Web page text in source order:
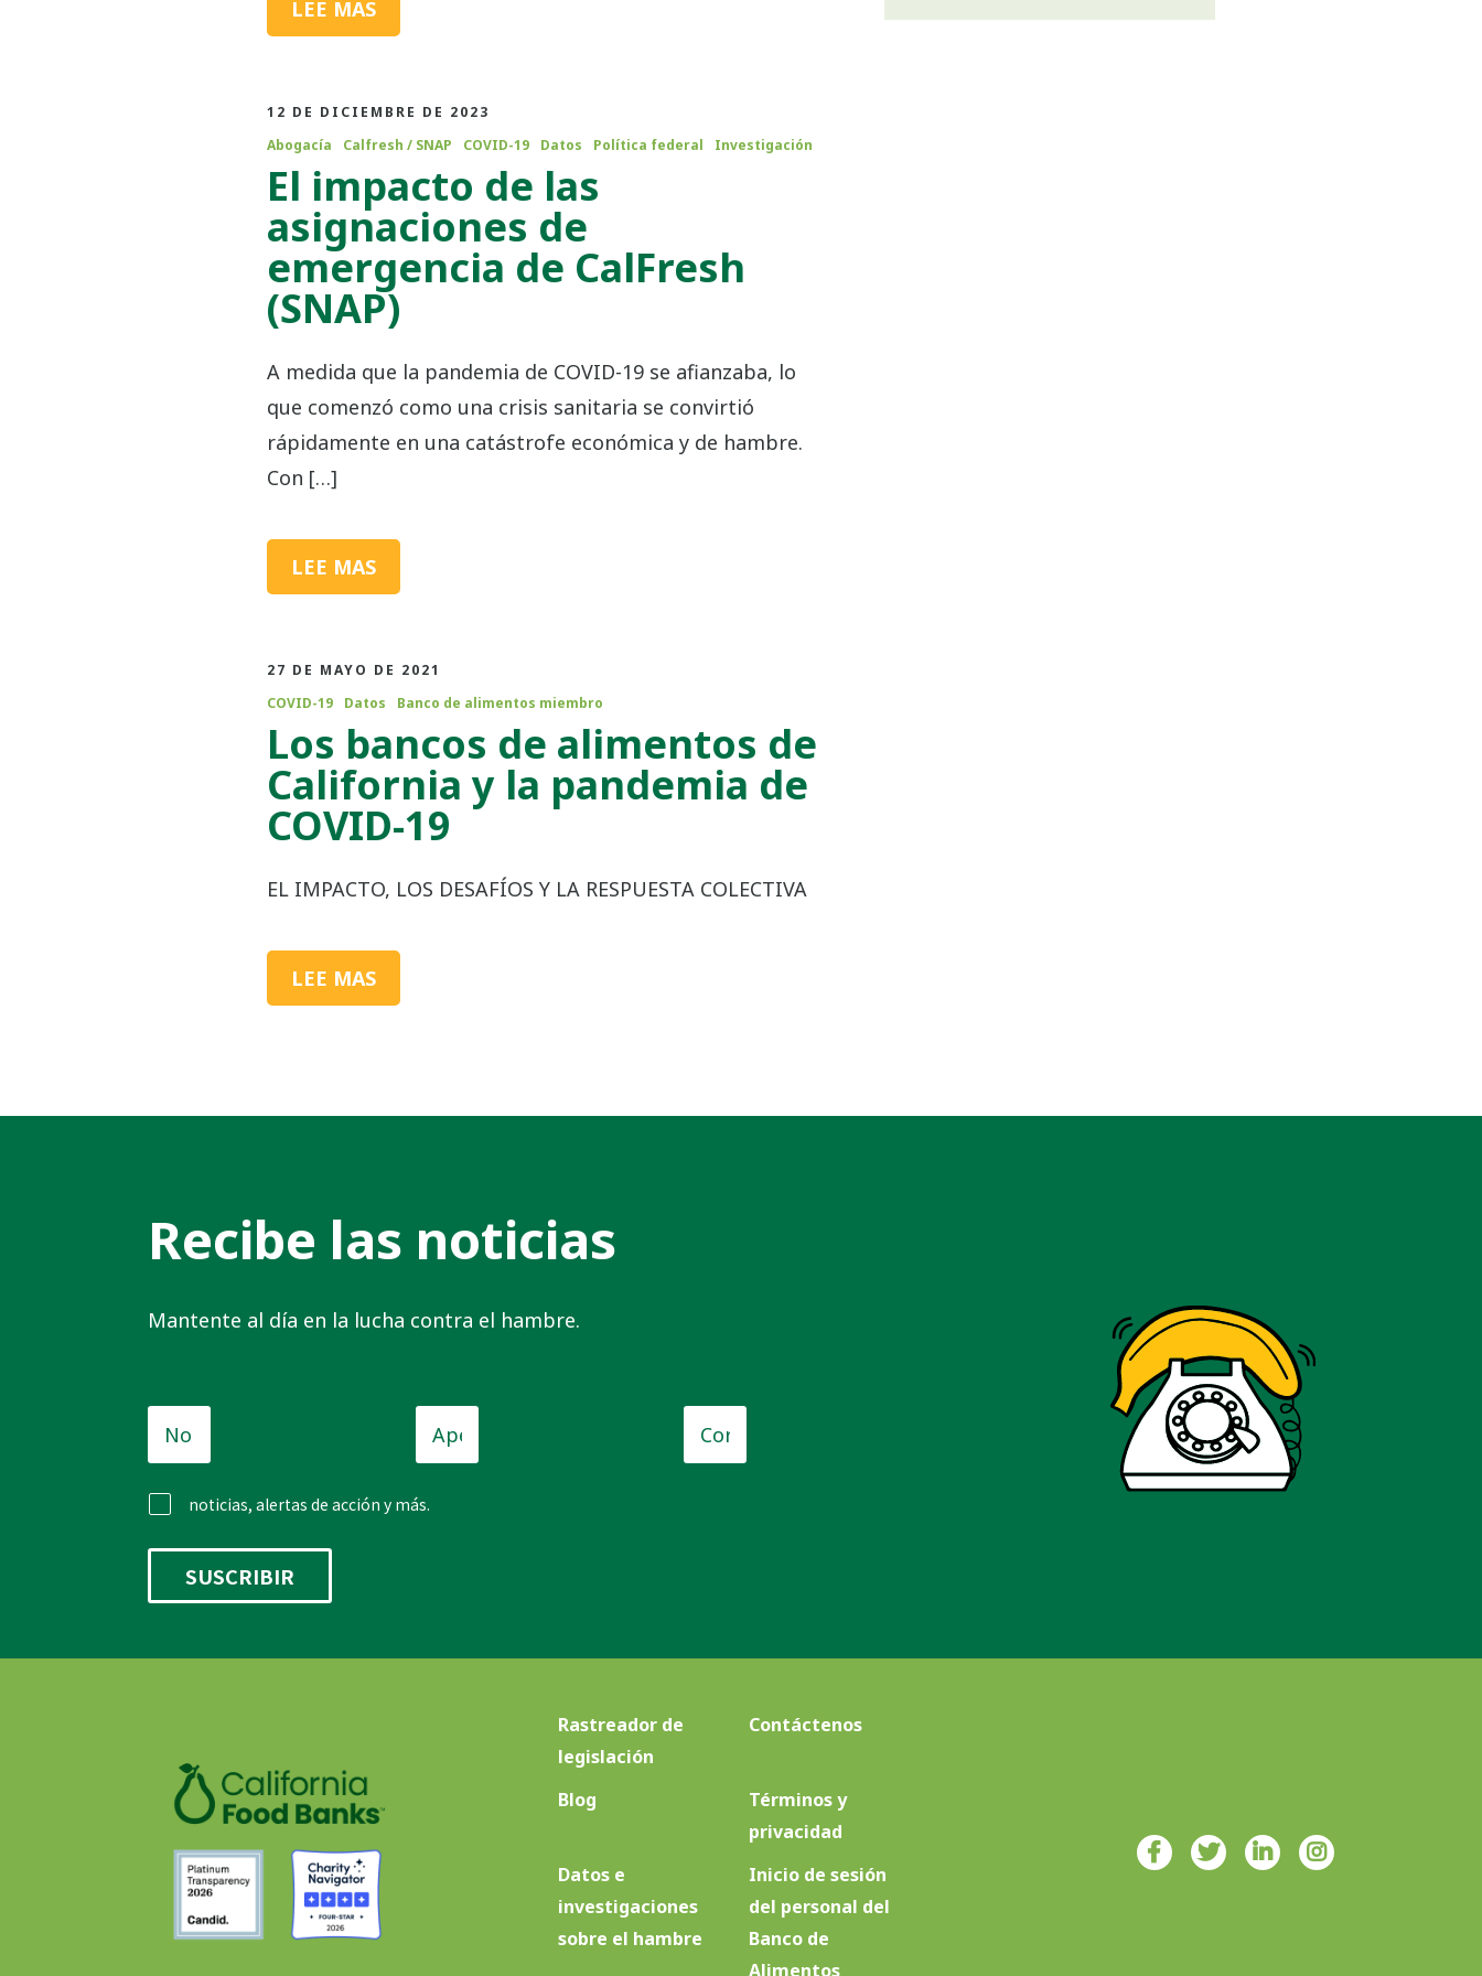
LEE MAS
12 DE DICIEMBRE DE 2023
Abogacía
Calfresh / SNAP COVID-19 Datos Política federal Investigación
El impacto de las
asignaciones de
emergencia de CalFresh
(SNAP)
A medida que la pandemia de COVID-19 se afianzaba, lo
que comenzó como una crisis sanitaria se convirtió
rápidamente en una catástrofe económica y de hambre.
Con […]
LEE MAS
27 DE MAYO DE 2021
COVID-19
Datos Banco de alimentos miembro
Los bancos de alimentos de
California y la pandemia de
COVID-19
EL IMPACTO, LOS DESAFÍOS Y LA RESPUESTA COLECTIVA
LEE MAS
Recibe las noticias
Mantente al día en la lucha contra el hambre.
Nombre
de
pila
Apellido
Correo
electrónico
noticias, alertas de acción y más.
Rastreador de
legislación
Contáctenos
Blog
Términos y
privacidad
Datos e
investigaciones
sobre el hambre
Inicio de sesión
del personal del
Banco de
Alimentos